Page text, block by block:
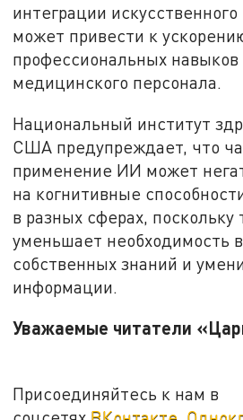
интеграции
может привести к
профессиональных навыков
медицинского персонала.
Национальный институт
США предупреждает, что
применение ИИ может
на когнитивные
в разных сферах, поскольку
уменьшает необходимость
собственных знаний и
информации.
Уважаемые читатели
Присоединяйтесь к нам в